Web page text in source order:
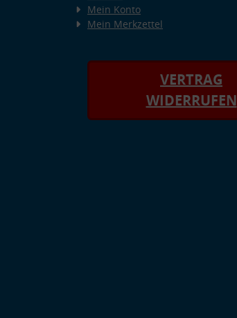
Mein Konto
Mein Merkzettel
VERTRAG
WIDERRUFEN